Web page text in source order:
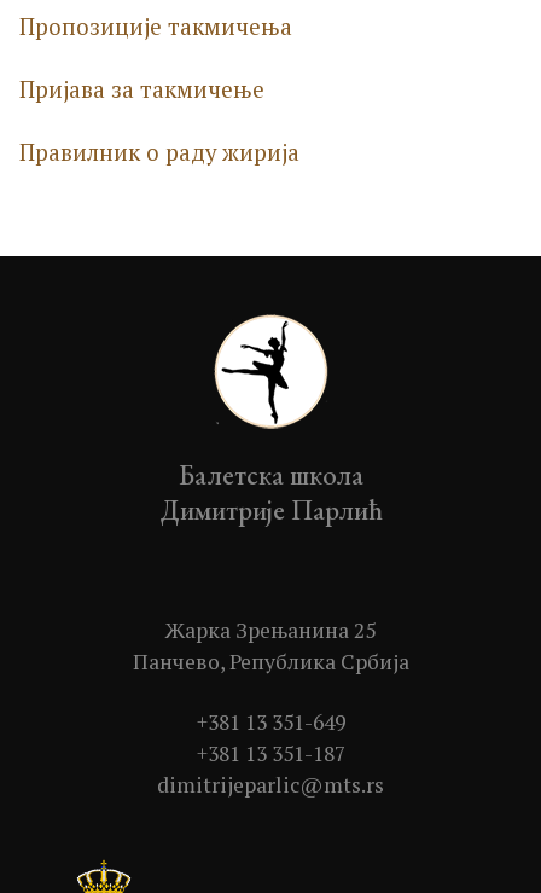
Пропозиције такмичења
Пријава за такмичење
Правилник о раду жирија
Балетска школа
Димитрије Парлић
Жарка Зрењанина 25
Панчево, Република Србија
+381 13 351-649
+381 13 351-187
dimitrijeparlic@mts.rs